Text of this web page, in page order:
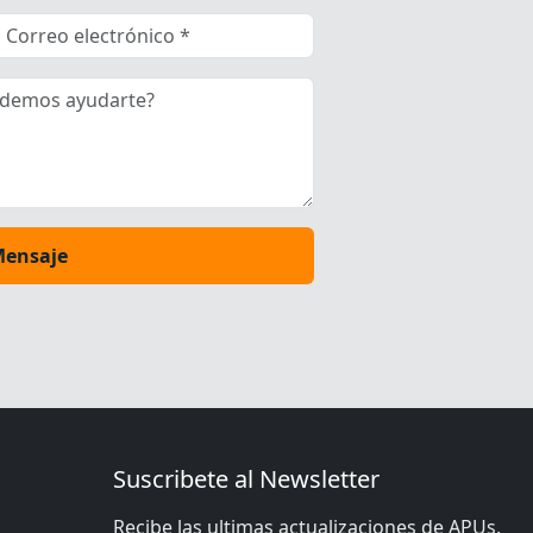
Suscribete al Newsletter
Recibe las ultimas actualizaciones de APUs.